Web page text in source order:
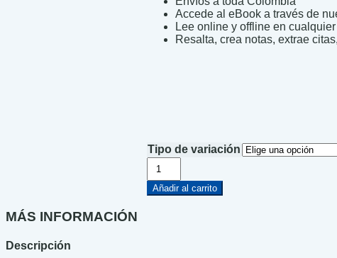
Accede al eBook a través de
Lee online y offline en
Resalta, crea notas, extrae
Tipo de variación
Detectives
del
ADN
Añadir al carrito
MÁS INFORMACIÓN
Descripción